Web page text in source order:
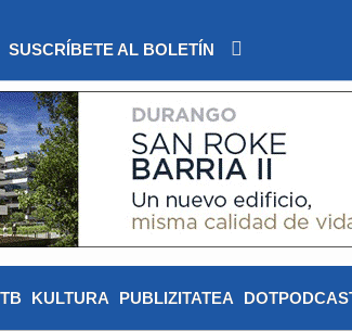
SUSCRÍBETE AL BOLETÍN
KULTURA PUBLIZITATEA